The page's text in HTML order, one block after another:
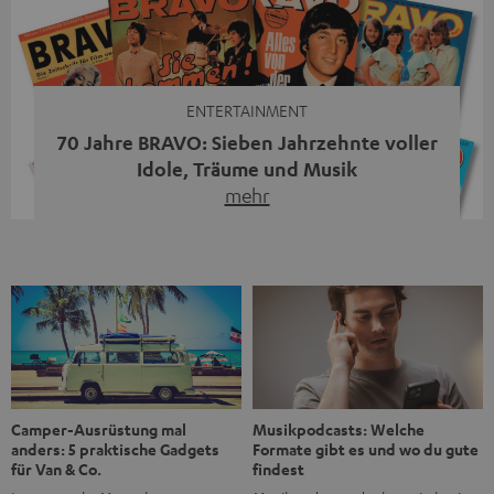
moderne Streaming-Funktionen und hohe Flexibilität in
einem einzigen Gerät – und zeigt, dass man für großen
Sound heute keine klassische HiFi-Anlage mehr braucht.
ENTERTAINMENT
70 Jahre BRAVO: Sieben Jahrzehnte voller
Idole, Träume und Musik
mehr
1956 begleitet das Magazin Jugendliche durch Rock und
Pop, kleine Schwärmereien und große Fragen. Zum 70.
Jubiläum werfen wir einen Blick zurück. Vom Filmheft zur
Jugendmarke: Wie die BRAVO ihren Ton fand Als die […]
Camper-Ausrüstung mal
anders: 5 praktische Gadgets
für Van & Co.
Musikpodcasts: Welche
Formate gibt es und wo du gute
findest